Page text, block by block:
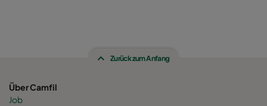
Zurück zum Anfang
Über Camfil
Job